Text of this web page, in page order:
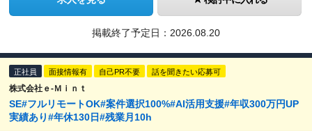
掲載終了予定日： 2026.08.20
正社員 面接情報有 自己PR不要 話を聞きたい応募可
株式会社ｅ‐Ｍｉｎｔ
SE#フルリモートOK#案件選択100%#AI活用支援#年収300万円UP
実績あり#年休130日#残業月10h